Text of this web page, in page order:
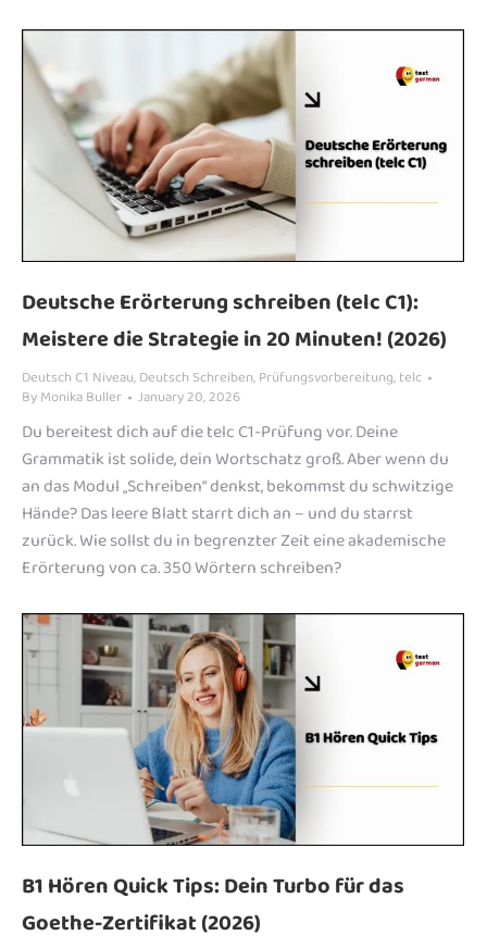
Deutsche Erörterung schreiben (telc C1):
Meistere die Strategie in 20 Minuten! (2026)
Deutsch C1 Niveau,Deutsch Schreiben,Prüfungsvorbereitung,telc
ByMonika Buller January 20, 2026
Du bereitest dich auf die telc C1-Prüfung vor. Deine
Grammatik ist solide, dein Wortschatz groß. Aber wenn du
an das Modul „Schreiben“ denkst, bekommst du schwitzige
Hände? Das leere Blatt starrt dich an – und du starrst
zurück. Wie sollst du in begrenzter Zeit eine akademische
Erörterung von ca. 350 Wörtern schreiben?
B1 Hören Quick Tips: Dein Turbo für das
Goethe-Zertifikat (2026)